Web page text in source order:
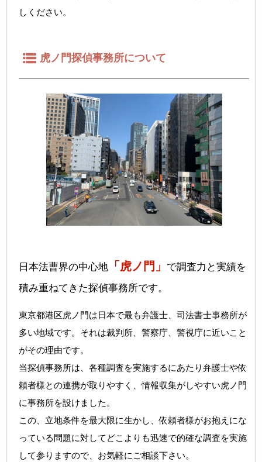
しください。
虎ノ門探偵事務所について
日本法曹界の中心地 「虎ノ門」 で調査力と実績を
積み重ねてきた探偵事務所です。
東京都港区虎ノ門は日本で最も弁護士、司法書士事務所が
多い地域です。それは裁判所、警察庁、警視庁に近いこと
がその理由です。
当探偵事務所は、各種調査を実施するにあたり弁護士や依
頼者様との連携が取りやすく、情報収集がしやすい虎ノ門
に事務所を設けました。
この、立地条件を最大限に生かし、依頼者様がお抱えにな
っている問題に対してどこよりも迅速で的確な調査を実施
して参りますので、お気軽にご相談下さい。